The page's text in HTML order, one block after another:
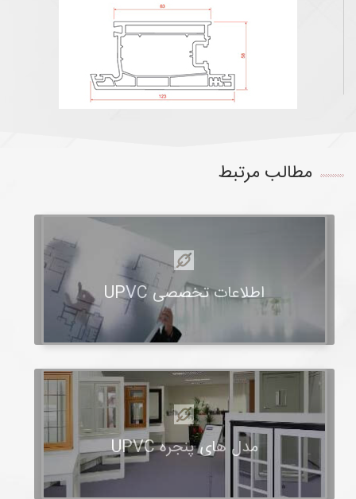
مطالب مرتبط
اطلاعات تخصصی UPVC
مدل های پنجره UPVC